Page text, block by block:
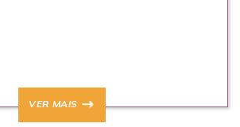
VER MAIS